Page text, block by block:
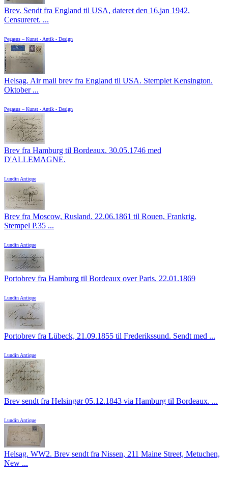
Brev. Sendt fra England til USA, dateret den 16.jan 1942.
Censureret. ...
Pegasus – Kunst - Antik - Design
Helsag. Air mail brev fra England til USA. Stemplet Kensington.
Oktober ...
Pegasus – Kunst - Antik - Design
Brev fra Hamburg til Bordeaux. 30.05.1746 med
D'ALLEMAGNE.
Lundin Antique
Brev fra Moscow, Rusland. 22.06.1861 til Rouen, Frankrig.
Stempel P.35 ...
Lundin Antique
Portobrev fra Hamburg til Bordeaux over Paris. 22.01.1869
Lundin Antique
Portobrev fra Lübeck, 21.09.1855 til Frederikssund. Sendt med ...
Lundin Antique
Brev sendt fra Helsingør 05.12.1843 via Hamburg til Bordeaux. ...
Lundin Antique
Helsag. WW2. Brev sendt fra Nissen, 211 Maine Street, Metuchen,
New ...